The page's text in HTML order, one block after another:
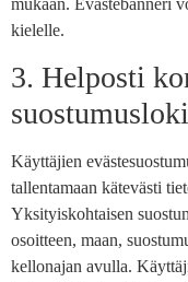
kielelle.
3. Helposti
suostumusloki
Käyttäjien
tallentamaan kätevästi
Yksityiskohtaisen
osoitteen, maan,
kellonajan avulla.